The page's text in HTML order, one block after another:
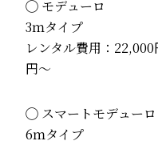
◯ モデューロ
3ｍタイプ
レンタル費用：
円〜
◯ スマートモデューロ
6ｍタイプ